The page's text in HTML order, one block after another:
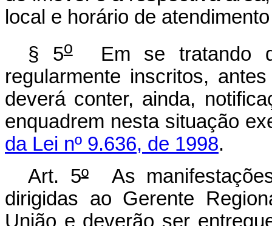
local e horário de
§ 5oEm se tratando
regularmente inscritos,
deverá conter, ainda,
enquadrem nesta situação
da Lei nº 9.636, de 1998.
Art. 5ºAs
dirigidas ao Gerente
União e deverão ser